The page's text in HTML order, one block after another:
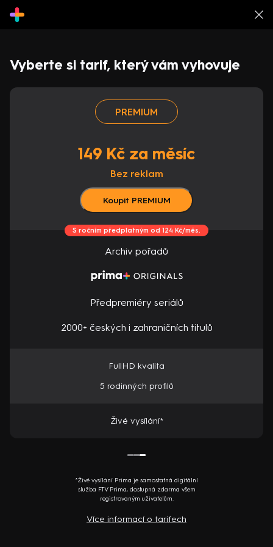
Vyberte si tarif, který vám vyhovuje
PREMIUM
149 Kč za měsíc
Bez reklam
Koupit PREMIUM
S ročním předplatným od 124 Kč/měs.
Archiv pořadů
Předpremiéry seriálů
2000+ českých i zahraničních titulů
FullHD kvalita
5 rodinných profilů
Živé vysílání*
*Živé vysílání Prima je samostatná digitální
služba FTV Prima, dostupná zdarma všem
registrovaným uživatelům.
Více informací o tarifech